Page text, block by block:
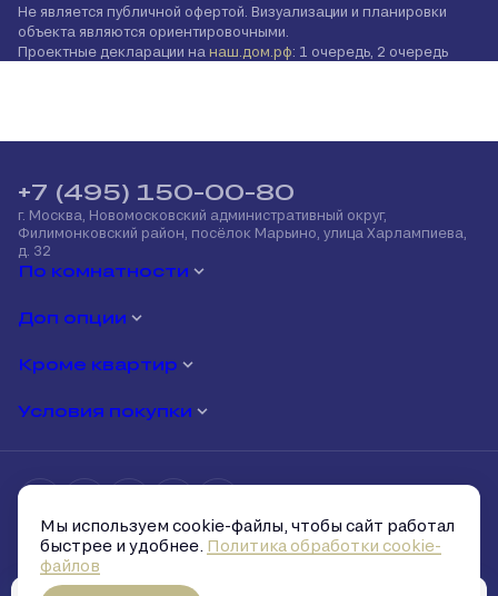
Не является публичной офертой. Визуализации и планировки
объекта являются ориентировочными.
Проектные декларации на наш.дом.рф: 1 очередь, 2 очередь
По комнатности
Доп опции
Кроме квартир
Условия покупки
+7 (495) 150-00-80
г. Москва, Новомосковский административный округ,
Филимонковский район, посёлок Марьино, улица Харлампиева,
д. 32
Политика обработки персональных данных
Политика обработки cookie-файлов
Условия и запреты на распространение персональных данных
Мы используем cookie-файлы, чтобы сайт работал
быстрее и удобнее. Политика обработки cookie-
файлов